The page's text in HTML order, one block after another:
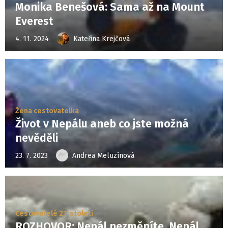
Monika Benešová: Sama až na Mount
Everest
4. 11. 2024 Kateřina Krejčová
Žena cestovatelka
Život v Nepálu aneb co jste možná
nevěděli
23. 7. 2023 Andrea Meluzínová
Cestovatelé 21. století